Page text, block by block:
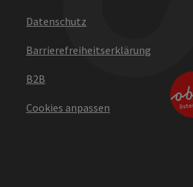
Datenschutz
Barrierefreiheitserklärung
B2B
Cookies anpassen